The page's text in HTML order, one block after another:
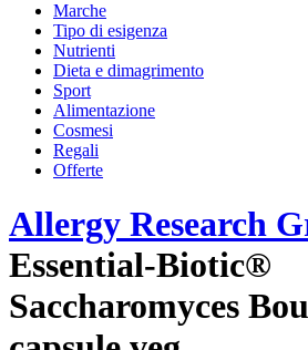
Marche
Tipo di esigenza
Nutrienti
Dieta e dimagrimento
Sport
Alimentazione
Cosmesi
Regali
Offerte
Allergy Research
Essential-Biotic®
Saccharomyces